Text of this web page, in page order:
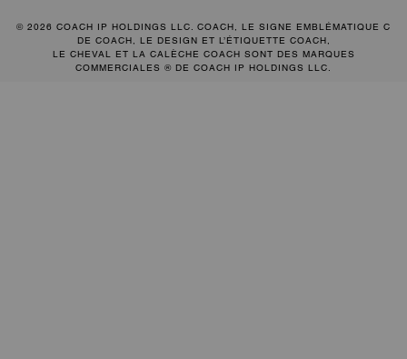
© 2026 COACH IP HOLDINGS LLC. COACH, LE SIGNE EMBLÉMATIQUE C
DE COACH, LE DESIGN ET L’ÉTIQUETTE COACH,
LE CHEVAL ET LA CALÈCHE COACH SONT DES MARQUES
COMMERCIALES ® DE COACH IP HOLDINGS LLC.